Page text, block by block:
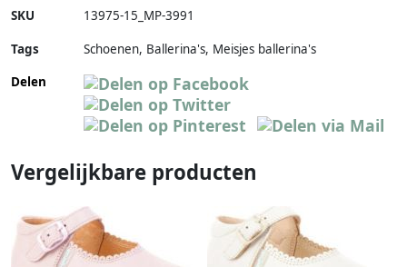
SKU 13975-15_MP-3991
Tags
Schoenen, Ballerina's, Meisjes ballerina's
Delen
Vergelijkbare producten